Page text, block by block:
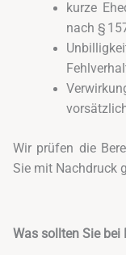
kurze
nach §
Wir prüfen die
Sie mit Nachdruck
Was sollten Sie bei